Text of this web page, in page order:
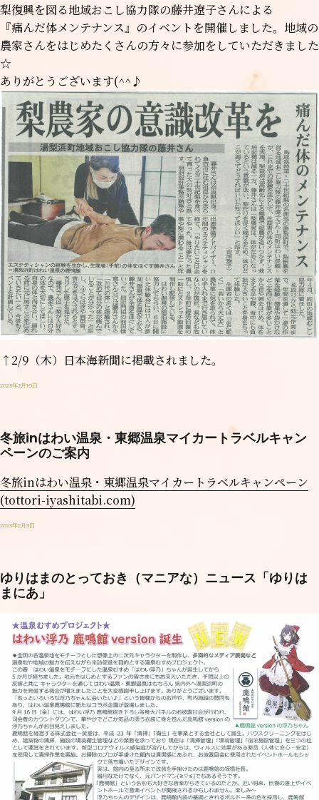
梨復興を図る地域おこし協力隊の藤井遼子さんによる
『痛んだ体メンテナンス』のイベントを開催しました。地域の
農家さんをはじめたくさんの方々に参加をしていただきました
☆
ありがとうございます(^^♪
↑2/9（木）日本海新聞に掲載されました。
2023年2月10日
冬旅inはわい温泉・東郷温泉マイカートラベルキャン
ペーンのご案内
冬旅inはわい温泉・東郷温泉マイカートラベルキャンペーン
(tottori-iyashitabi.com)
2023年2月3日
ゆりはまのとっておき（マニアな）ニュース「ゆりは
まにあ」